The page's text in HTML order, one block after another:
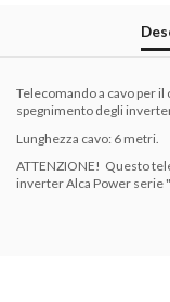
Telecomando a cavo per
spegnimento degli
Lunghezza cavo: 6 metri.
ATTENZIONE! Questo
inverter Alca Power serie